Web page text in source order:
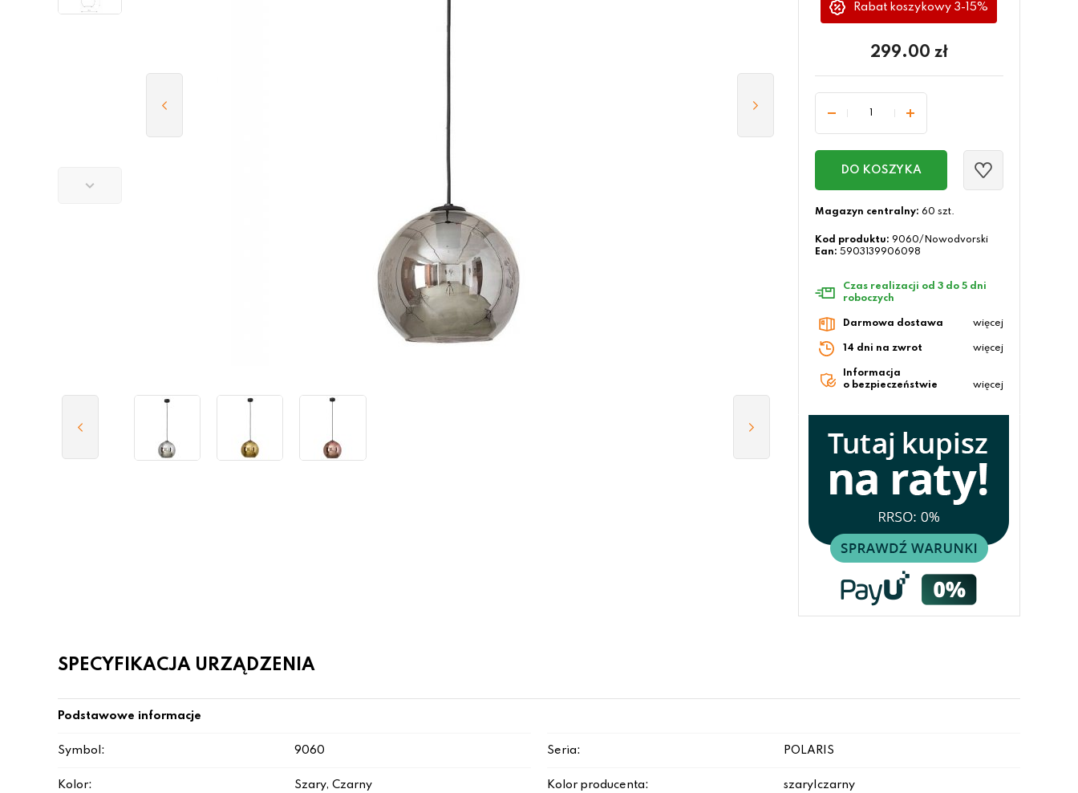
Rabat koszykowy 3-15%
299.00 zł
DO KOSZYKA
Magazyn centralny: 60 szt.
Kod produktu: 9060/Nowodvorski
Ean: 5903139906098
Czas realizacji od 3 do 5 dni
roboczych
Darmowa dostawa więcej
14 dni na zwrot więcej
Informacja
o bezpieczeństwie
więcej
SPECYFIKACJA URZĄDZENIA
Podstawowe informacje
Symbol: 9060 Seria: POLARIS
Kolor: Szary, Czarny Kolor producenta: szary|czarny